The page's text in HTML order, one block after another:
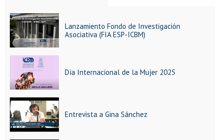
Lanzamiento Fondo de Investigación
Asociativa (FIA ESP-ICBM)
Día Internacional de la Mujer 2025
Entrevista a Gina Sánchez